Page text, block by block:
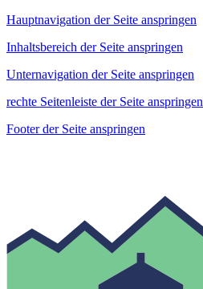
Hauptnavigation der Seite anspringen
Inhaltsbereich der Seite anspringen
Unternavigation der Seite anspringen
rechte Seitenleiste der Seite anspringen
Footer der Seite anspringen